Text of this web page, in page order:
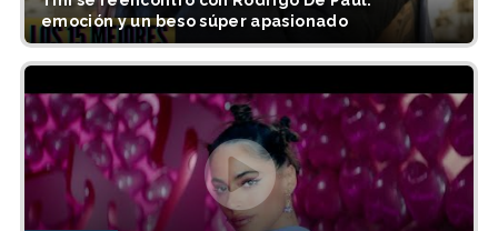
emoción y un beso súper apasionado